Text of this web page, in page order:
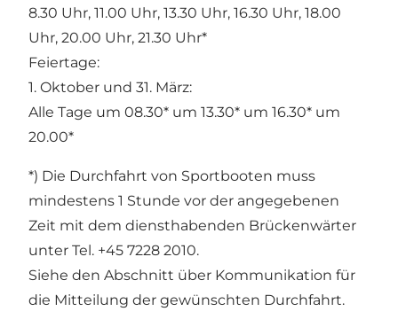
8.30 Uhr, 11.00 Uhr, 13.30 Uhr, 16.30 Uhr, 18.00
Uhr, 20.00 Uhr, 21.30 Uhr*
Feiertage:
1. Oktober und 31. März:
Alle Tage um 08.30* um 13.30* um 16.30* um
20.00*
*) Die Durchfahrt von Sportbooten muss
mindestens 1 Stunde vor der angegebenen
Zeit mit dem diensthabenden Brückenwärter
unter Tel. +45 7228 2010.
Siehe den Abschnitt über Kommunikation für
die Mitteilung der gewünschten Durchfahrt.